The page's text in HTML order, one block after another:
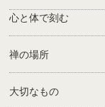
心と体で刻む
禅の場所
大切なもの